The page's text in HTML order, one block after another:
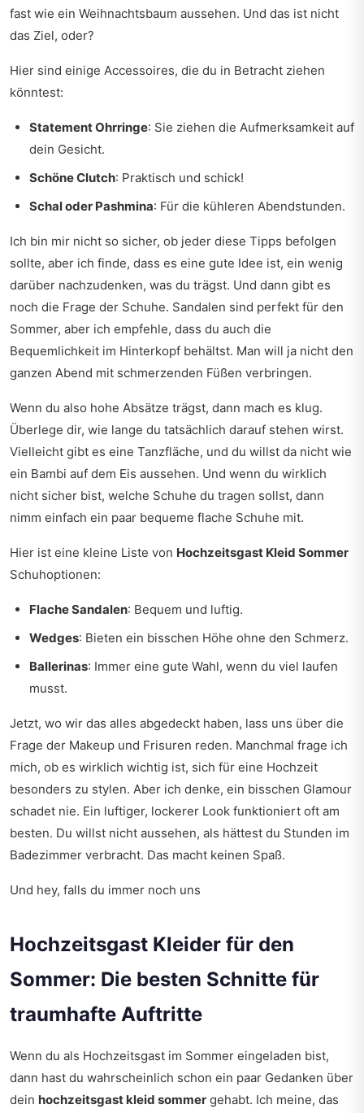
fast wie ein Weihnachtsbaum aussehen. Und das ist nicht
das Ziel, oder?
Hier sind einige Accessoires, die du in Betracht ziehen
könntest:
Statement Ohrringe: Sie ziehen die Aufmerksamkeit auf
dein Gesicht.
Schöne Clutch: Praktisch und schick!
Schal oder Pashmina: Für die kühleren Abendstunden.
Ich bin mir nicht so sicher, ob jeder diese Tipps befolgen
sollte, aber ich finde, dass es eine gute Idee ist, ein wenig
darüber nachzudenken, was du trägst. Und dann gibt es
noch die Frage der Schuhe. Sandalen sind perfekt für den
Sommer, aber ich empfehle, dass du auch die
Bequemlichkeit im Hinterkopf behältst. Man will ja nicht den
ganzen Abend mit schmerzenden Füßen verbringen.
Wenn du also hohe Absätze trägst, dann mach es klug.
Überlege dir, wie lange du tatsächlich darauf stehen wirst.
Vielleicht gibt es eine Tanzfläche, und du willst da nicht wie
ein Bambi auf dem Eis aussehen. Und wenn du wirklich
nicht sicher bist, welche Schuhe du tragen sollst, dann
nimm einfach ein paar bequeme flache Schuhe mit.
Hier ist eine kleine Liste von Hochzeitsgast Kleid Sommer
Schuhoptionen:
Flache Sandalen: Bequem und luftig.
Wedges: Bieten ein bisschen Höhe ohne den Schmerz.
Ballerinas: Immer eine gute Wahl, wenn du viel laufen
musst.
Jetzt, wo wir das alles abgedeckt haben, lass uns über die
Frage der Makeup und Frisuren reden. Manchmal frage ich
mich, ob es wirklich wichtig ist, sich für eine Hochzeit
besonders zu stylen. Aber ich denke, ein bisschen Glamour
schadet nie. Ein luftiger, lockerer Look funktioniert oft am
besten. Du willst nicht aussehen, als hättest du Stunden im
Badezimmer verbracht. Das macht keinen Spaß.
Und hey, falls du immer noch uns
Hochzeitsgast Kleider für den
Sommer: Die besten Schnitte für
traumhafte Auftritte
Wenn du als Hochzeitsgast im Sommer eingeladen bist,
dann hast du wahrscheinlich schon ein paar Gedanken über
dein hochzeitsgast kleid sommer gehabt. Ich meine, das